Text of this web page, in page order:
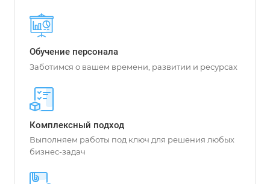
Обучение персонала
Заботимся о вашем времени, развитии и ресурсах
Комплексный подход
Выполняем работы под ключ для решения любых
бизнес-задач